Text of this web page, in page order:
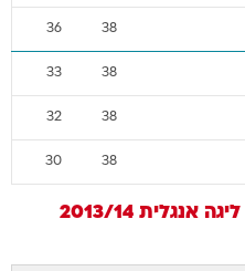
38
36
38
33
38
32
38
30
ליגה אנגלית 2013/14